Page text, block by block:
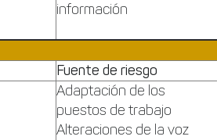
información
Fuente de riesgo
Adaptación de los
puestos de trabajo
Alteraciones de la voz